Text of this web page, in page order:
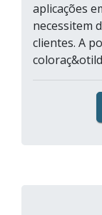
aplicações
necessitem
clientes. A